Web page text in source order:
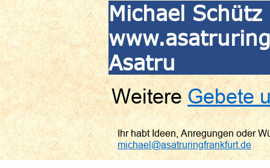
Michael
Asatru
WeitereGebete
Ihr habt Ideen, Anregungen oder
michael@asatruringfrankfurt.de